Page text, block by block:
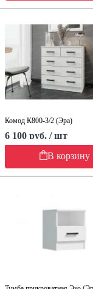
Комод К800-3/2 (Эра)
6 100 руб. / шт
В корзину